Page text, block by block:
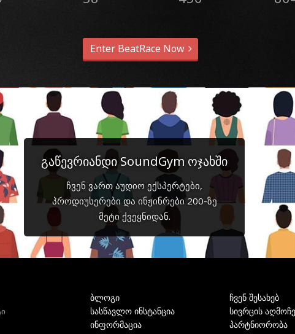
Enter BeatRace Now
გაწევრიანდი SoundGym ოჯახში
ჩვენ ვართ აუდიო ექსპერტები,
პროდიუსერები და ინჟინრები 200-ზე
მეტი ქვეყნიდან.
ბლოგი
სასწავლო ინსტანცია
ინფორმაცია
ჩვენ შესახებ
სივრცის
პარტნიორობა